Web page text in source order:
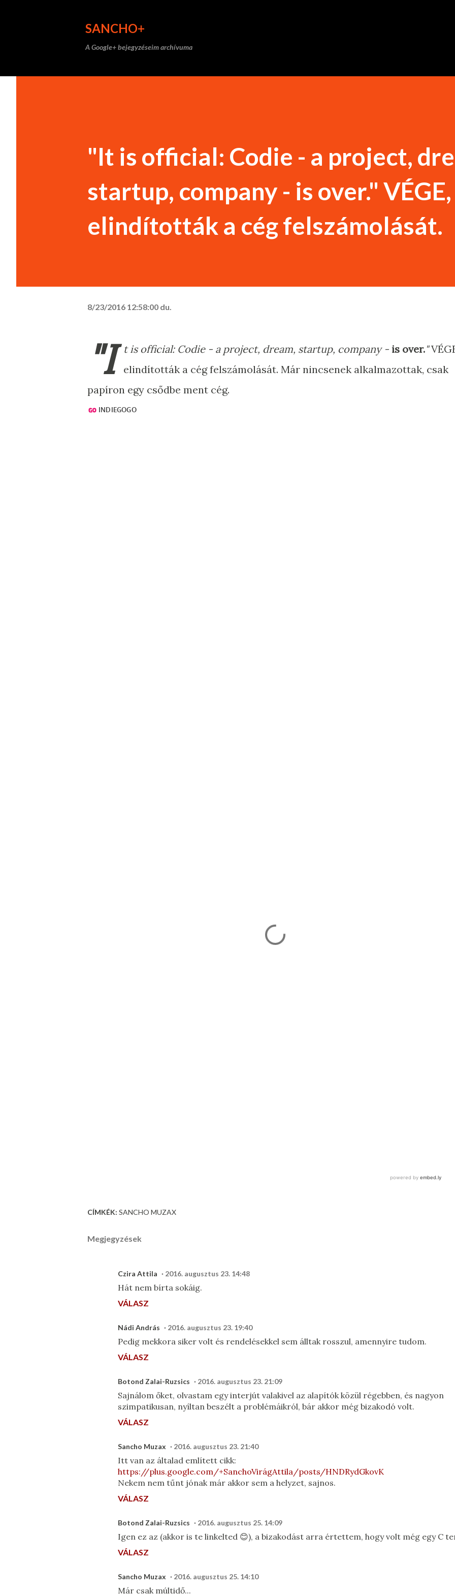
SANCHO+
A Google+ bejegyzéseim archívuma
"It is official: Codie - a project,
startup, company - is over." VÉGE,
elindították a cég felszámolását.
8/23/2016 12:58:00 du.
"I t is official: Codie - a project, dream, startup, company - is over."
elindították a cég felszámolását. Már nincsenek alkalmazottak, csak
papíron egy csődbe ment cég.
CÍMKÉK: SANCHO MUZAX
Megjegyzések
Czira Attila 2016. augusztus 23. 14:48
Hát nem bírta sokáig.
VÁLASZ
Nádi András 2016. augusztus 23. 19:40
Pedig mekkora siker volt és rendelésekkel sem álltak rosszul, amennyire tudom.
VÁLASZ
Botond Zalai-Ruzsics 2016. augusztus 23. 21:09
Sajnálom őket, olvastam egy interjút valakivel az alapítók közül régebben, és nagyon
szimpatikusan, nyíltan beszélt a problémáikról, bár akkor még bizakodó volt.
VÁLASZ
Sancho Muzax 2016. augusztus 23. 21:40
Itt van az általad említett cikk:
https://plus.google.com/+SanchoVirágAttila/posts/HNDRydGkovK
Nekem nem tűnt jónak már akkor sem a helyzet, sajnos.
VÁLASZ
Botond Zalai-Ruzsics 2016. augusztus 25. 14:09
Igen ez az (akkor is te linkelted 😊), a bizakodást arra értettem, hogy volt még egy C
VÁLASZ
Sancho Muzax 2016. augusztus 25. 14:10
Már csak múltidő...